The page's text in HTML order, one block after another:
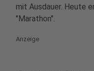
mit Ausdauer. Heute
"Marathon".
Anzeige